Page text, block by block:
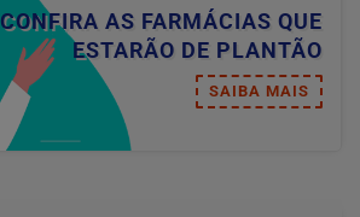
CONFIRA AS FARMÁCIAS QUE
ESTARÃO DE PLANTÃO
SAIBA MAIS